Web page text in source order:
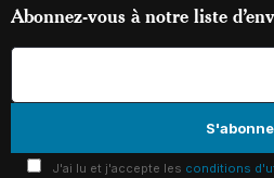
Abonnez-vous à notre liste
J'ai lu et j'accepte les conditions